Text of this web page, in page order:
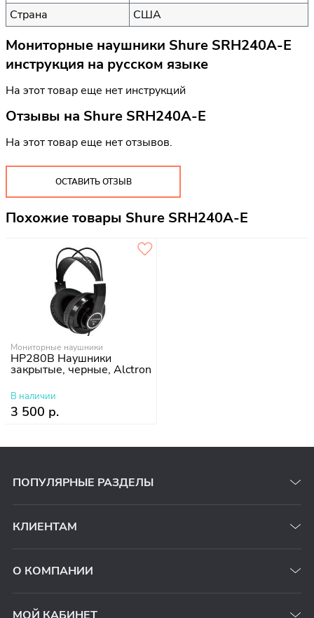
Страна
США
Мониторные наушники Shure SRH240A-E
инструкция на русском языке
На этот товар еще нет инструкций
Отзывы на Shure SRH240A-E
На этот товар еще нет отзывов.
ОСТАВИТЬ ОТЗЫВ
Похожие товары Shure SRH240A-E
Мониторные наушники
HP280B Наушники
закрытые, черные, Alctron
В наличии
3 500 р.
ПОПУЛЯРНЫЕ РАЗДЕЛЫ
КЛИЕНТАМ
О КОМПАНИИ